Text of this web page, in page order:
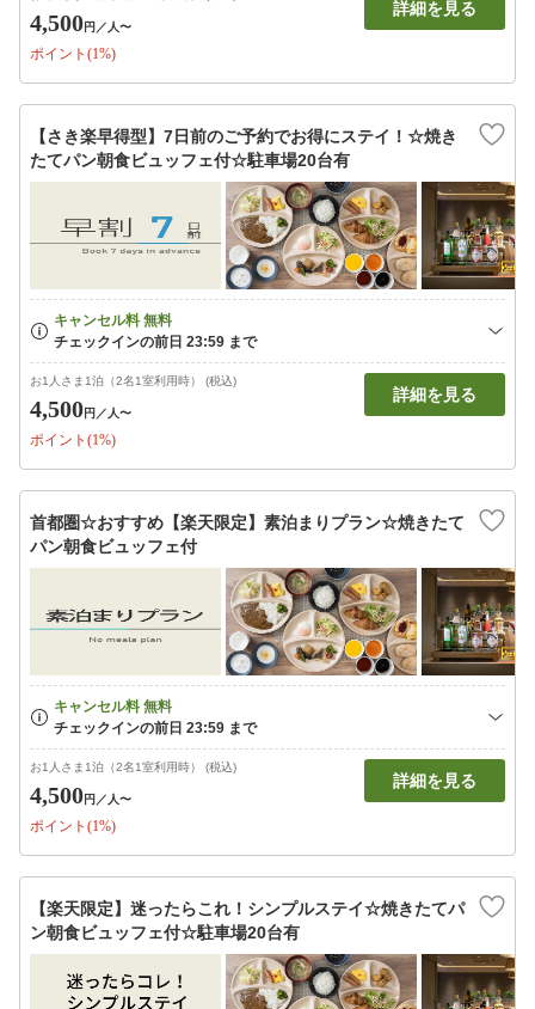
4,500円 ／人〜
ポイント(1%)
詳細を見る
【さき楽早得型】7日前のご予約でお得にステイ！☆焼き
たてパン朝食ビュッフェ付☆駐車場20台有
お1人さま1泊（2名1室利用時） (税込)
4,500円 ／人〜
ポイント(1%)
詳細を見る
首都圏☆おすすめ【楽天限定】素泊まりプラン☆焼きたて
パン朝食ビュッフェ付
お1人さま1泊（2名1室利用時） (税込)
4,500円 ／人〜
ポイント(1%)
詳細を見る
【楽天限定】迷ったらこれ！シンプルステイ☆焼きたてパ
ン朝食ビュッフェ付☆駐車場20台有